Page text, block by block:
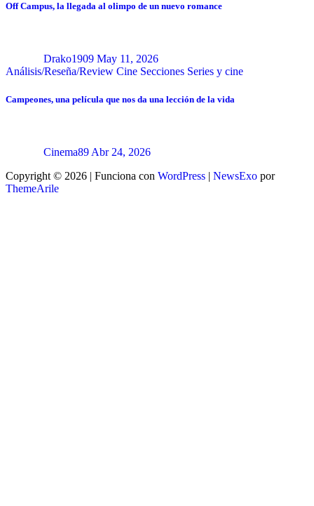
Off Campus, la llegada al olimpo de un nuevo romance
Drako1909 May 11, 2026
Análisis/Reseña/Review Cine Secciones Series y cine
Campeones, una película que nos da una lección de la vida
Cinema89 Abr 24, 2026
Copyright © 2026 | Funciona con WordPress | NewsExo por
ThemeArile